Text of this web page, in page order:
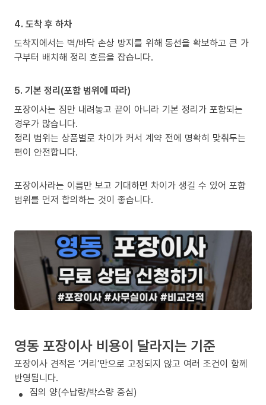
4. 도착 후 하차
도착지에서는 벽/바닥 손상 방지를 위해 동선을 확보하고 큰 가
구부터 배치해 정리 흐름을 잡습니다.
5. 기본 정리(포함 범위에 따라)
포장이사는 짐만 내려놓고 끝이 아니라 기본 정리가 포함되는
경우가 많습니다.
정리 범위는 상품별로 차이가 커서 계약 전에 명확히 맞춰두는
편이 안전합니다.
포장이사라는 이름만 보고 기대하면 차이가 생길 수 있어 포함
범위를 먼저 합의하는 것이 좋습니다.
영동 포장이사 비용이 달라지는 기준
포장이사 견적은 ‘거리’만으로 고정되지 않고 여러 조건이 함께
반영됩니다.
짐의 양(수납량/박스량 중심)